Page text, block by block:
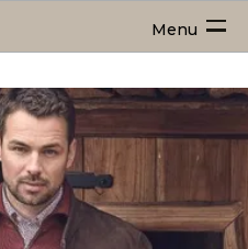
Menu